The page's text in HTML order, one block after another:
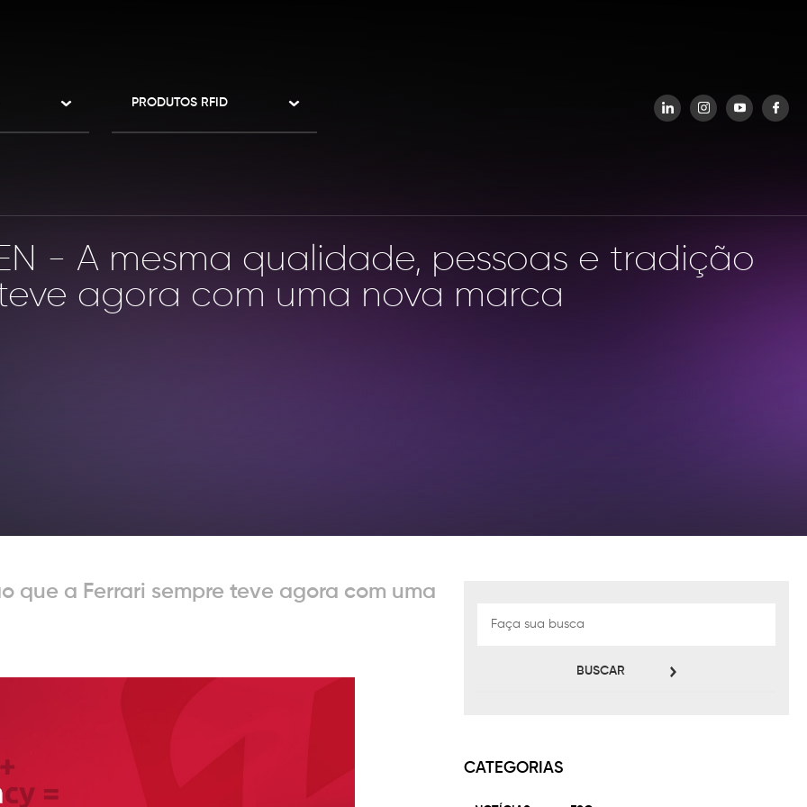
PRODUTOS RFID
- A mesma qualidade, pessoas e tradição
agora com uma nova marca
que a Ferrari sempre teve agora com uma
BUSCAR
CATEGORIAS